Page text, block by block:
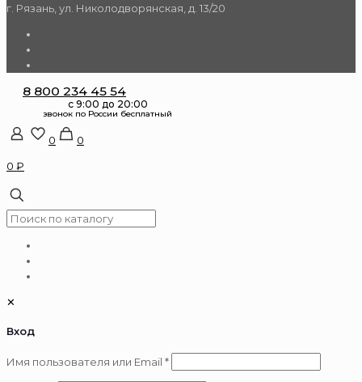
г. Рязань, ул. Николодворянская, д. 13/20
8 800 234 45 54
0
0
0 ₽
✕
Вход
Имя пользователя или Email *Обязательно